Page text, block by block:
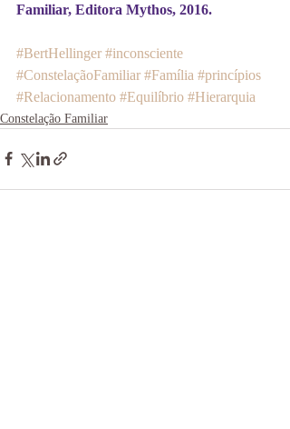
Familiar, Editora Mythos, 2016.
#BertHellinger #inconsciente
#ConstelaçãoFamiliar #Família #princípios
#Relacionamento #Equilíbrio #Hierarquia
Constelação Familiar